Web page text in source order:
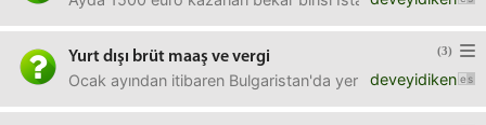
(3)
Yurt dışı brüt maaş ve vergi
deveyidiken
Ocak ayından itibaren Bulgaristan'da yer alan bir şirket